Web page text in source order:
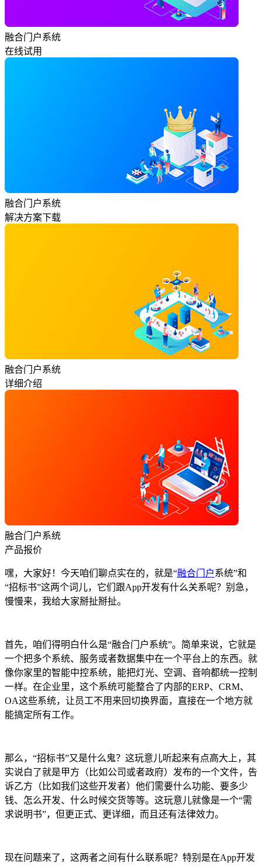
融合门户系统
在线试用
融合门户系统
解决方案下载
融合门户系统
详细介绍
融合门户系统
产品报价
嘿，大家好！今天咱们聊点实在的，就是“融合门户系统”和
“招标书”这两个词儿，它们跟App开发有什么关系呢？别急，
慢慢来，我给大家掰扯掰扯。
首先，咱们得明白什么是“融合门户系统”。简单来说，它就是
一个把多个系统、服务或者数据集中在一个平台上的东西。就
像你家里的智能中控系统，能把灯光、空调、音响都统一控制
一样。在企业里，这个系统可能整合了内部的ERP、CRM、
OA这些系统，让员工不用来回切换界面，直接在一个地方就
能搞定所有工作。
那么，“招标书”又是什么鬼？这玩意儿听起来有点高大上，其
实说白了就是甲方（比如公司或者政府）发布的一个文件，告
诉乙方（比如我们这些开发者）他们需要什么功能、要多少
钱、怎么开发、什么时候交货等等。这玩意儿就像是一个“需
求说明书”，但更正式、更详细，而且还有法律效力。
现在问题来了，这两者之间有什么联系呢？特别是在App开发